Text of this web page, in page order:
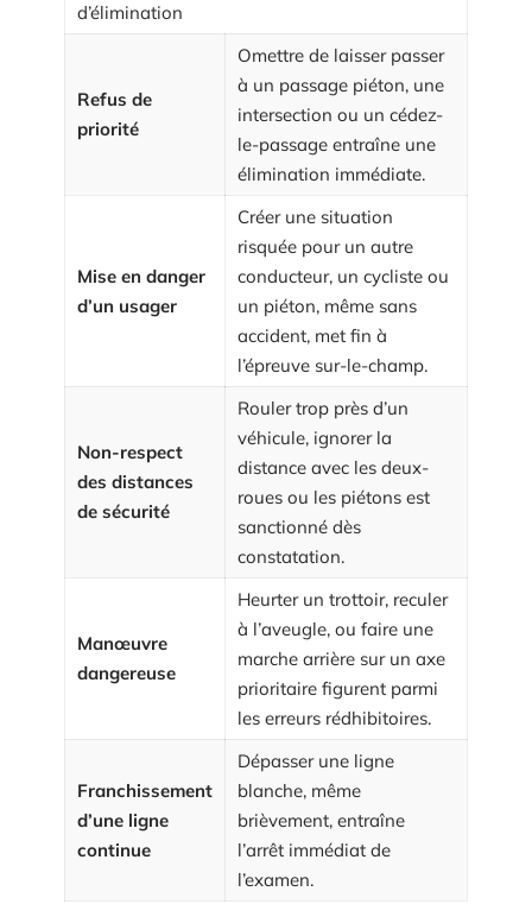
d’élimination
Refus de
priorité
Omettre de laisser passer
à un passage piéton, une
intersection ou un cédez-
le-passage entraîne une
élimination immédiate.
Mise en danger
d’un usager
Créer une situation
risquée pour un autre
conducteur, un cycliste ou
un piéton, même sans
accident, met fin à
l’épreuve sur-le-champ.
Non-respect
des distances
de sécurité
Rouler trop près d’un
véhicule, ignorer la
distance avec les deux-
roues ou les piétons est
sanctionné dès
constatation.
Manœuvre
dangereuse
Heurter un trottoir, reculer
à l’aveugle, ou faire une
marche arrière sur un axe
prioritaire figurent parmi
les erreurs rédhibitoires.
Franchissement
d’une ligne
continue
Dépasser une ligne
blanche, même
brièvement, entraîne
l’arrêt immédiat de
l’examen.